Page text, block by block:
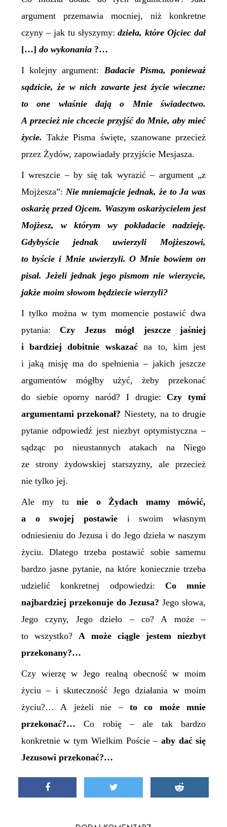
argument przemawia mocniej, niż konkretne
czyny – jak tu słyszymy:dzieła, które Ojciec dał
[…] do wykonania?…
I kolejny argument: Badacie Pisma, ponieważ
sądzicie, że w nich zawarte jest życie wieczne:
to one właśnie dają o Mnie świadectwo.
A przecież nie chcecie przyjść do Mnie, aby mieć
życie. Także Pisma święte, szanowane przecież
przez Żydów, zapowiadały przyjście Mesjasza.
I wreszcie – by się tak wyrazić – argument „z
Mojżesza”: Nie mniemajcie jednak, że to Ja was
oskarżę przed Ojcem. Waszym oskarżycielem jest
Mojżesz, w którym wy pokładacie nadzieję.
Gdybyście jednak uwierzyli Mojżeszowi,
to byście i Mnie uwierzyli. O Mnie bowiem on
pisał. Jeżeli jednak jego pismom nie wierzycie,
jakże moim słowom będziecie wierzyli?
I tylko można w tym momencie postawić dwa
pytania:Czy Jezus mógł jeszcze jaśniej
i bardziej dobitnie wskazaćna to, kim jest
i jaką misję ma do spełnienia – jakich jeszcze
argumentów mógłby użyć, żeby przekonać
do siebie oporny naród? I drugie:Czy tymi
argumentami przekonał? Niestety, na to drugie
pytanie odpowiedź jest niezbyt optymistyczna –
sądząc po nieustannych atakach na Niego
ze strony żydowskiej starszyzny, ale przecież
nie tylko jej.
Ale my tunie o Żydach mamy mówić,
a o swojej postawie i swoim własnym
odniesieniu do Jezusa i do Jego dzieła w naszym
życiu. Dlatego trzeba postawić sobie samemu
bardzo jasne pytanie, na które koniecznie trzeba
udzielić konkretnej odpowiedzi: Co mnie
najbardziej przekonuje do Jezusa?Jego słowa,
Jego czyny, Jego dzieło – co? A może –
to wszystko? A może ciągle jestem niezbyt
przekonany?…
Czy wierzę w Jego realną obecność w moim
życiu – i skuteczność Jego działania w moim
życiu?… A jeżeli nie – to co może mnie
przekonać?… Co robię – ale tak bardzo
konkretnie w tym Wielkim Poście – aby dać się
Jezusowi przekonać?…